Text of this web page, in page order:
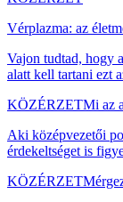
Vérplazma: az
Vajon tudtad, hogy
alatt kell tartani ezt
KÖZÉRZETMi az
Aki középvezetői
érdekeltséget is
KÖZÉRZET